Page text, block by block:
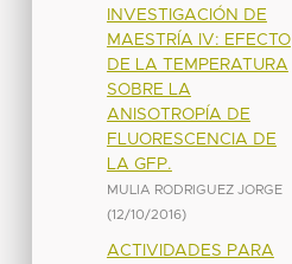
INVESTIGACIÓN DE
MAESTRÍA IV: EFECTO
DE LA TEMPERATURA
SOBRE LA
ANISOTROPÍA DE
FLUORESCENCIA DE
LA GFP.
MULIA RODRIGUEZ JORGE
(12/10/2016)
ACTIVIDADES PARA